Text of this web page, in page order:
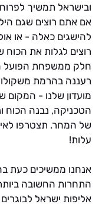
ובישראל תמשיך
אם אתם רוצים שגם
להישגים כאלה - או
רוצים לגלות את הכוח
חלק ממשפחת הפועל
רעננה בהרמת
מועדון שלנו - המקום
הטכניקה, נבנה הכוח
של המחר. תצטרפו
עלות!
אנחנו ממשיכים כעת
התחרות החשובה
אליפות ישראל